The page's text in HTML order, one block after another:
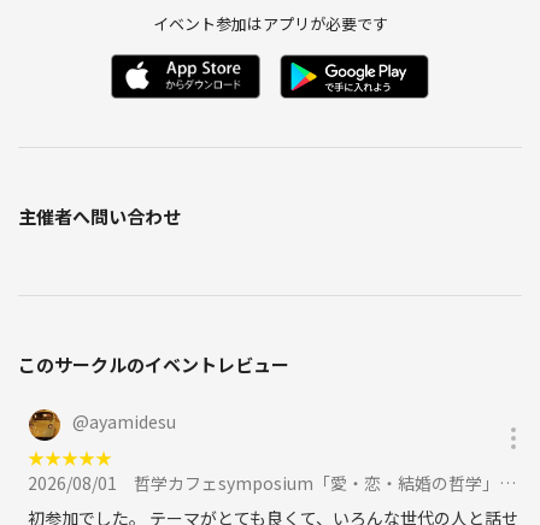
人的な体験談、私生活に関わる内容、個人が推測される可能性のある情
なお、録音データは文章化の目的にのみ使用し、文章化が完了次第、た
だちに削除いたします。
イベント参加はアプリが必要です
主催者へ問い合わせ
このサークルのイベントレビュー
@ayamidesu
★★★★★
2026/08/01
哲学カフェsymposium「愛・恋・結婚の哲学」＠池袋 に参加
初参加でした。 テーマがとても良くて、いろんな世代の人と話せ